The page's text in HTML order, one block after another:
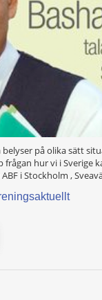
på olika sätt
frågan hur vi i Sverige
i Stockholm ,